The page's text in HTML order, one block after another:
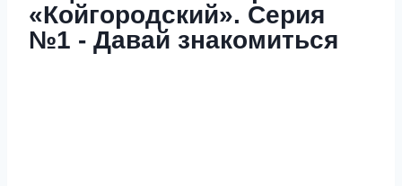
«Койгородский». Серия
№1 - Давай знакомиться